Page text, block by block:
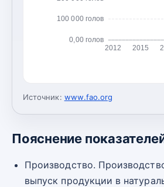
0,00 голов
100 000 голов
2012 2015
Источник: www.fao.org
Пояснение
Производство.
выпуск продукции в